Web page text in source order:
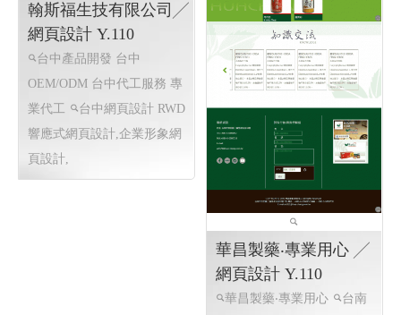
翰斯福生技有限公司╱
網頁設計 Y.110
台中產品開發 台中
OEM/ODM 台中代工服務 專
業代工
台中網頁設計 RWD
響應式網頁設計,企業形象網
頁設計,
華昌製藥‧專業用心 ╱
網頁設計 Y.110
華昌製藥‧專業用心
台南